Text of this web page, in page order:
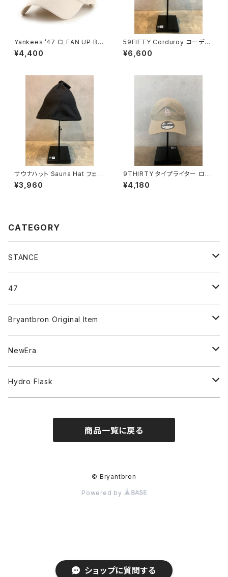
ショップに質問する
Yankees ’47 CLEAN UP Bo
ne
¥4,400
59FIFTY Corduroy コーデュ
ロイ ニューヨーク・ヤンキース
ブルーグリーン ネイビーバイザ
¥6,600
サウナハット Sauna Hat フェル
ト ブラック
¥3,960
9THIRTY タイプライター ロサ
ンゼルス・ドジャース
¥4,180
CATEGORY
STANCE
ICON＆OG
MLB
NBA
COLLABORATION
47
CLEAN UP
MVP
CAPTAIN
Bryantbron Original Item
T-Shirt
Shorts
NewEra
59FIFTY
MLB Casual Classic
Hydro Flask
Limited Items
商品一覧に戻る
© Bryantbron
Powered by